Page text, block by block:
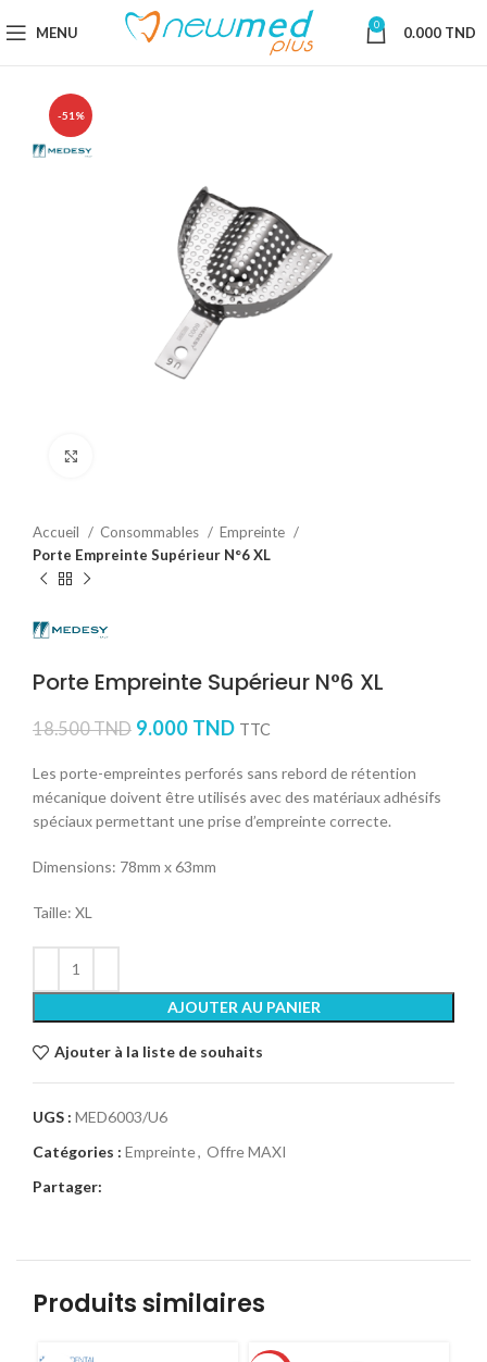
MENU 0 0.000 TND
-51%
Accueil Consommables
Empreinte
Porte Empreinte Supérieur N°6 XL
Porte Empreinte Supérieur N°6 XL
18.500TND 9.000 TND TTC
Les porte-empreintes perforés sans rebord de rétention
mécanique doivent être utilisés avec des matériaux adhésifs
spéciaux permettant une prise d’empreinte correcte.
Dimensions: 78mm x 63mm
Taille: XL
AJOUTER AU PANIER
Ajouter à la liste de souhaits
UGS : MED6003/U6
Catégories : Empreinte, Offre MAXI
Partager:
Produits similaires